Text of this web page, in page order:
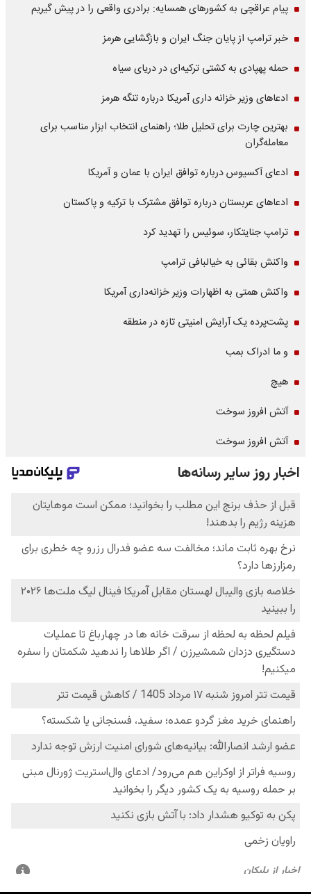
پیام عراقچی به کشورهای همسایه: برادری واقعی را در پیش گیریم
خبر ترامپ از پایان جنگ ایران و بازگشایی هرمز
حمله پهپادی به کشتی ترکیه‌ای در دریای سیاه
ادعاهای وزیر خزانه داری آمریکا درباره تنگه هرمز
بهترین چارت برای تحلیل طلا؛ راهنمای انتخاب ابزار مناسب برای
معامله‌گران
ادعای آکسیوس درباره توافق ایران با عمان و آمریکا
ادعاهای عربستان درباره توافق مشترک با ترکیه و پاکستان
ترامپ جنایتکار، سوئیس را تهدید کرد
واکنش بقائی به خیالبافی ترامپ
واکنش همتی به اظهارات وزیر خزانه‌داری آمریکا
پشت‌پرده یک آرایش امنیتی تازه در منطقه
و ما ادراک بمب
هیچ
آتش افروز سوخت
آتش افروز سوخت